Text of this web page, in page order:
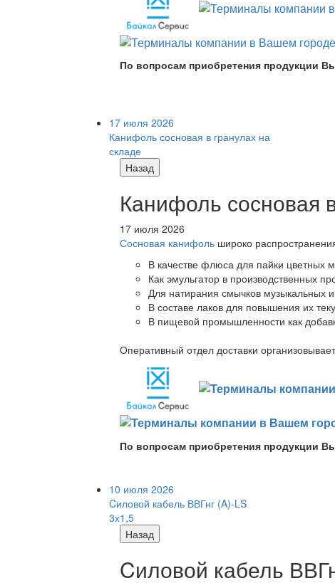
По вопросам приобретения продукции
17 июля 2026
Канифоль сосновая в гранулах на
складе
Назад
Канифоль сосновая
17 июля 2026
Сосновая канифоль широко
В качестве флюса для пайки цветных
Как эмульгатор в производственных
Для натирания смычков музыкальных
В составе лаков для повышения их
В пищевой промышленности как
Оперативный отдел доставки
По вопросам приобретения продукции
10 июля 2026
Cиловой кабель ВВГнг (A)-LS
3х1,5
Назад
Cиловой кабель